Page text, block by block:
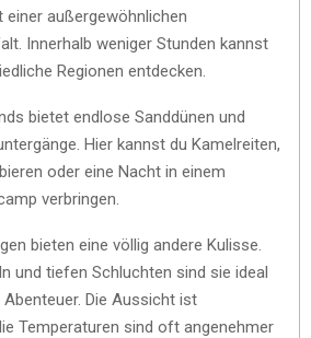
einer außergewöhnlichen
Innerhalb weniger Stunden kannst
Regionen entdecken.
bietet endlose Sanddünen und
Hier kannst du Kamelreiten,
oder eine Nacht in einem
verbringen.
bieten eine völlig andere Kulisse.
und tiefen Schluchten sind sie ideal
Die Aussicht ist
Temperaturen sind oft angenehmer